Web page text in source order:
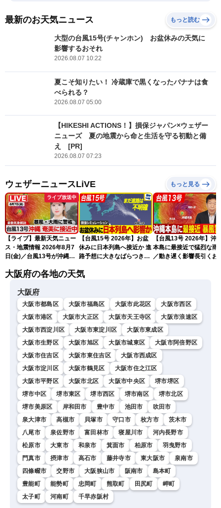
最新のお天気ニュース もっと読む
大型の台風15号(チャンホン) お盆休みの天気に
影響するおそれ
2026.08.07 10:22
夏こそ知りたい！ 冷蔵庫で黒くなったバナナは食
べられる？
2026.08.07 05:00
【HIKESHI ACTIONS！】損保ジャパン×ウェザー
ニューズ 夏の地震から命と生活を守る初動と備
え [PR]
2026.08.07 07:23
ウェザーニュースLiVE もっと見る
ライブ放送中
【ライブ】最新天気ニュー
ス・地震情報 2026年8月7
日(金)／台風13号が沖縄・
熊本地震情報〈ウェザーニ
小林李衣奈／内藤邦裕〉
【台風15号 2026年】お盆
休みに日本列島へ接近か 進
路予想に大きなばらつき
【台風13号 2026年】沖
本島に最接近で猛烈な雨
／動き遅く影響長引くお
大阪府の各地の天気
大阪府
大阪市都島区 大阪市福島区 大阪市此花区
大阪市西区
大阪市港区
大阪市大正区 大阪市天王寺区
大阪市浪速区
大阪市西淀川区
大阪市東淀川区
大阪市東成区
大阪市生野区
大阪市旭区 大阪市城東区
大阪市阿倍野区
大阪市住吉区
大阪市東住吉区
大阪市西成区
大阪市淀川区
大阪市鶴見区
大阪市住之江区
大阪市平野区
大阪市北区 大阪市中央区
堺市堺区
堺市中区
堺市東区 堺市西区 堺市南区
堺市北区
堺市美原区
岸和田市 豊中市 池田市
吹田市
泉大津市
高槻市 貝塚市 守口市 枚方市
茨木市
八尾市
泉佐野市 富田林市 寝屋川市
河内長野市
松原市
大東市 和泉市 箕面市 柏原市
羽曳野市
門真市
摂津市 高石市 藤井寺市 東大阪市
泉南市
四條畷市
交野市 大阪狭山市 阪南市
島本町
豊能町
能勢町 忠岡町 熊取町 田尻町
岬町
太子町
河南町 千早赤阪村